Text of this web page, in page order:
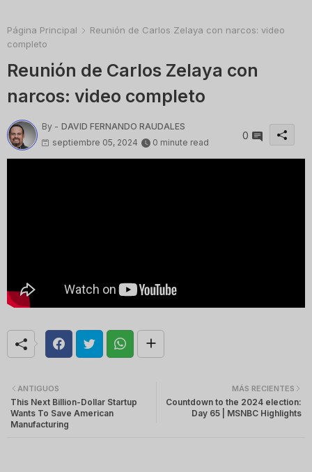
Página Principal
Reunión de Carlos Zelaya con narcos: video
completo
Reunión de Carlos Zelaya con
narcos: video completo
By - DAVID FERNANDO RAUDALES
septiembre 05, 2024
0 minute read
0
MÁS RECIENTES
Countdown to the 2024 election:
Day 65 | MSNBC Highlights
ANTIGUOS
This Next Billion-Dollar Startup
Wants To Save American
Manufacturing